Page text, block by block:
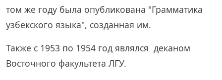
том же году была опубликована "Грамматика
узбекского языка", созданная им.
Также с 1953 по 1954 год являлся деканом
Восточного факультета ЛГУ.